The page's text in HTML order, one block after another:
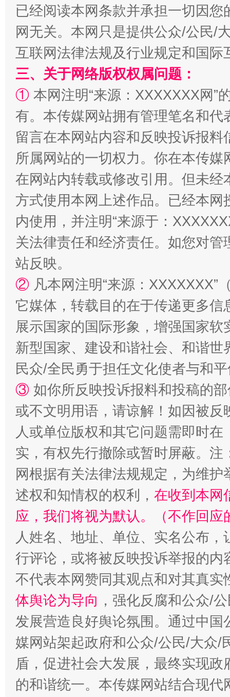
全民健身五年计划来了！等你上场
阿坝州三大球赛在茂县开幕 规模
国家大学科技园优化重塑工作
扯下公款旅游的“隐身衣” 如何以
已经阅读本网条款并承担一切因
网无关。本网只是提供公众/公民/
互联网法律法规及行业规定和国
三、关于网络版权权属问题：
① 本网注明“来源：XXXXXXX网”
有。本传媒网站拥有管理笔名和
留言在本网站内容和反映投诉报
所属网站的一切权力。你在本传
在网站内转载或修改引用。但未
方式使用本网上述作品。已经本
内使用，并注明“来源于：
关法律责任和经济责任。如您对
站反映。
② 凡本网注明“来源：
它媒体，转载目的在于传递更多
展示国家的国际形象，增强国家
新型国家、建设和谐社会、和谐
民众/全民勇于担任文化使者与和
③ 如你所反映投诉报料和投稿的
或不文明用语，请谅解！如因被
人或单位版权和其它问题需即时在
实，有权先行撤除或暂时屏蔽。
网根据有关法律法规规定，为维
述权和知情权的权利， 在收到本网
应，我们将视为默认。（不作回应
人姓名、地址、单位、实名公布
行评论，或将被反映投诉举报的
不代表本网赞同其观点和对其真实
体舆论为导向 ，强化反腐和公众/
发展营造良好舆论氛围。通过中
媒网站架起政府和公众/公民/大众/
盾，促进社会大发展，最终实现
的和谐统一。本传媒网站结合现